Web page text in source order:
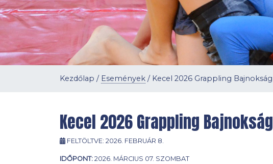
Kezdőlap / Események / Kecel 2026 Grappling Bajnokság
Kecel 2026 Grappling Bajnokság
FELTÖLTVE:2026. FEBRUÁR 8.
IDŐPONT: 2026. MÁRCIUS 07. SZOMBAT